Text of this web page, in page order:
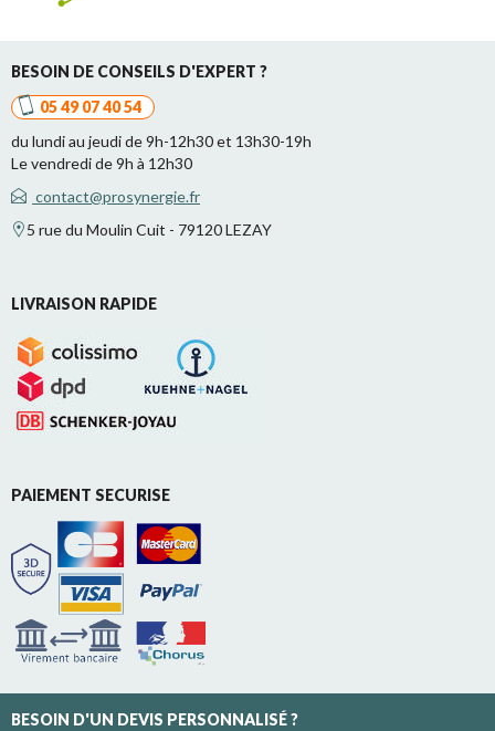
BESOIN DE CONSEILS D'EXPERT ?
05 49 07 40 54
du lundi au jeudi de 9h-12h30 et 13h30-19h
Le vendredi de 9h à 12h30
contact@prosynergie.fr
5 rue du Moulin Cuit - 79120 LEZAY
LIVRAISON RAPIDE
PAIEMENT SECURISE
BESOIN D'UN DEVIS PERSONNALISÉ ?